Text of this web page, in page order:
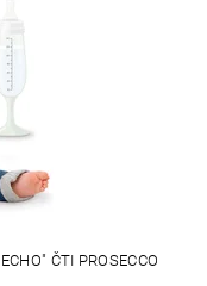
ČTI PROSECCO